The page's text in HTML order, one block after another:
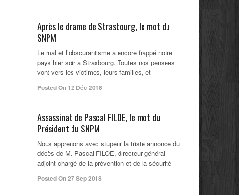
Après le drame de Strasbourg, le mot du
SNPM
Le mal et l’obscurantisme a encore frappé notre
pays hier soir a Strasbourg. Toutes nos pensées
vont vers les victimes, leurs familles, et
Posted On 12 Déc 2018
Assassinat de Pascal FILOE, le mot du
Président du SNPM
Nous apprenons avec stupeur la triste annonce du
décès de M. Pascal FILOE, directeur général
adjoint chargé de la prévention et de la sécurité
Posted On 27 Sep 2018